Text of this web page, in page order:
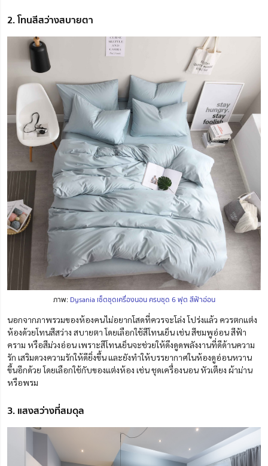
2. โทนสีสว่างสบายตา
ภาพ: Dysania เซ็ตชุดเครื่องนอน ครบชุด 6 ฟุต สีฟ้าอ่อน
นอกจากภาพรวมของห้องคนไม่อยากโสดที่ควรจะโล่ง โปร่งแล้ว ควรตกแต่ง
ห้องด้วยโทนสีสว่าง สบายตา โดยเลือกใช้สีโทนเย็น เช่น สีชมพูอ่อน สีฟ้า
คราม หรือสีม่วงอ่อน เพราะสีโทนเย็นจะช่วยให้ดึงดูดพลังงานที่ดีด้านความ
รัก เสริมดวงความรักให้ดียิ่งขึ้น และยังทำให้บรรยากาศในห้องดูอ่อนหวาน
ขึ้นอีกด้วย โดยเลือกใช้กับของแต่งห้อง เช่น ชุดเครื่องนอน หัวเตียง ผ้าม่าน
หรือพรม
3. แสงสว่างที่สมดุล